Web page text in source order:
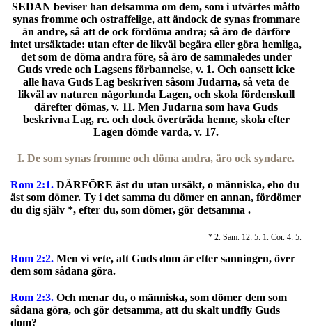
SEDAN beviser han detsamma om dem, som i utvärtes måtto
synas fromme och ostraffelige, att ändock de synas frommare
än andre, så att de ock fördöma andra; så äro de därföre
intet ursäktade: utan efter de likväl begära eller göra hemliga,
det som de döma andra före, så äro de sammaledes under
Guds vrede och Lagsens förbannelse, v. 1. Och oansett icke
alle hava Guds Lag beskriven såsom Judarna, så veta de
likväl av naturen någorlunda Lagen, och skola fördenskull
därefter dömas, v. 11. Men Judarna som hava Guds
beskrivna Lag, rc. och dock överträda henne, skola efter
Lagen dömde varda, v. 17.
I. De som synas fromme och döma andra, äro ock syndare.
Rom 2:1. DÄRFÖRE äst du utan ursäkt, o människa, eho du
äst som dömer. Ty i det samma du dömer en annan, fördömer
du dig själv *, efter du, som dömer, gör detsamma .
* 2. Sam. 12: 5. 1. Cor. 4: 5.
Rom 2:2. Men vi vete, att Guds dom är efter sanningen, över
dem som sådana göra.
Rom 2:3. Och menar du, o människa, som dömer dem som
sådana göra, och gör detsamma, att du skalt undfly Guds
dom?